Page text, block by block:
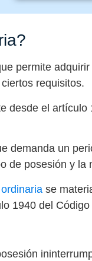
permite
requisitos.
desde el
demanda un
de posesión y
se
1940 del Código